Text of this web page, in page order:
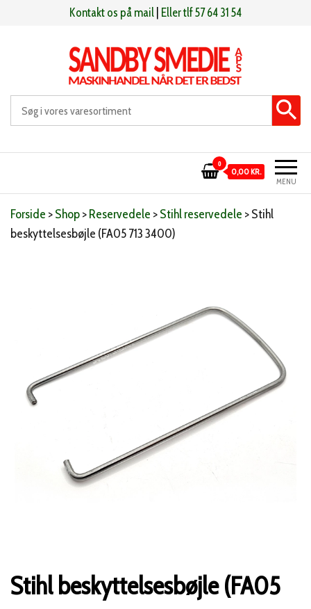
Kontakt os på mail Eller tlf 57 64 31 54
Sandby smeden Maskinhandel når det er bedst
MENU
0
0,00 KR.
Forside >Shop>Reservedele >Stihl reservedele >Stihl
beskyttelsesbøjle (FA05 713 3400)
Stihl beskyttelsesbøjle (FA05